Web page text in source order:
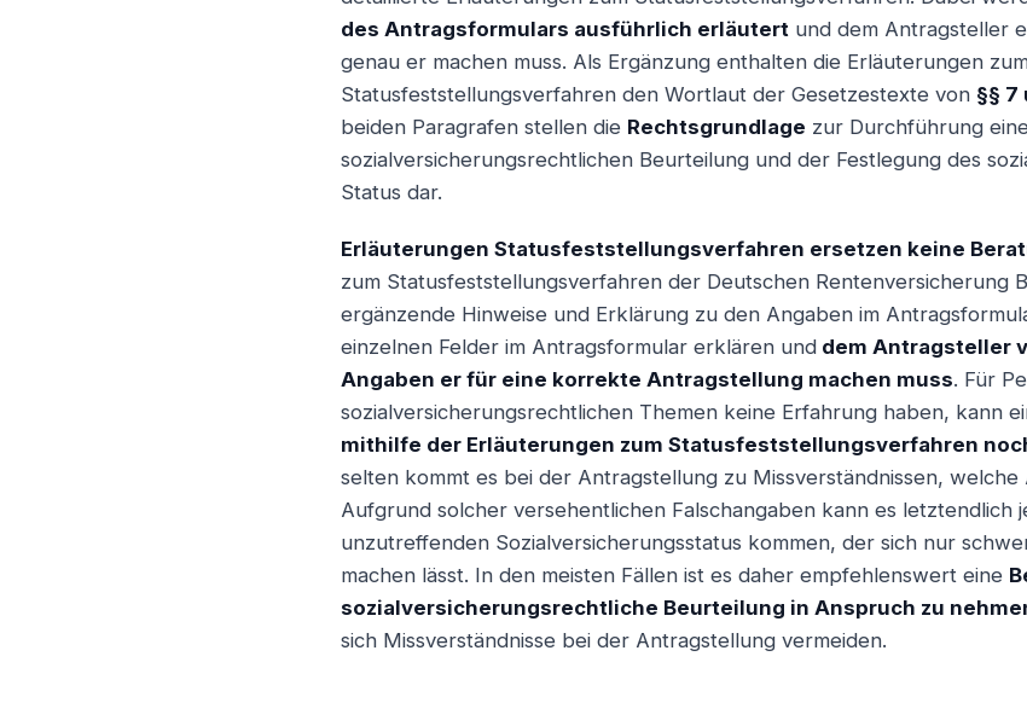
des Antragsformulars ausführlich erläutert und dem Antragsteller
genau er machen muss. Als Ergänzung enthalten die Erläuterungen
Statusfeststellungsverfahren den Wortlaut der Gesetzestexte von §§ 7
beiden Paragrafen stellen die Rechtsgrundlage zur Durchführung
sozialversicherungsrechtlichen Beurteilung und der Festlegung des
Status dar.
Erläuterungen Statusfeststellungsverfahren ersetzen keine
zum Statusfeststellungsverfahren der Deutschen Rentenversicherung
ergänzende Hinweise und Erklärung zu den Angaben im
einzelnen Felder im Antragsformular erklären und dem Antragsteller
Angaben er für eine korrekte Antragstellung machen muss. Für
sozialversicherungsrechtlichen Themen keine Erfahrung haben, kann
mithilfe der Erläuterungen zum Statusfeststellungsverfahren
selten kommt es bei der Antragstellung zu Missverständnissen,
Aufgrund solcher versehentlichen Falschangaben kann es letztendlich
unzutreffenden Sozialversicherungsstatus kommen, der sich nur
machen lässt. In den meisten Fällen ist es daher empfehlenswert eine
sozialversicherungsrechtliche Beurteilung in Anspruch zu
sich Missverständnisse bei der Antragstellung vermeiden.